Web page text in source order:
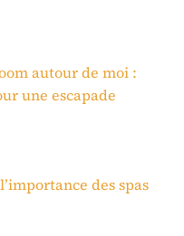
autour de moi :
une escapade
des spas